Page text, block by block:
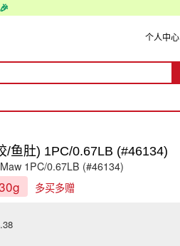
个人中心
/鱼肚) 1PC/0.67LB (#46134)
1PC/0.67LB (#46134)
多买多赠